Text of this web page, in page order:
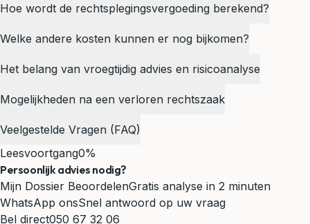
Hoe wordt de rechtsplegingsvergoeding berekend?
Welke andere kosten kunnen er nog bijkomen?
Het belang van vroegtijdig advies en risicoanalyse
Mogelijkheden na een verloren rechtszaak
Veelgestelde Vragen (FAQ)
Leesvoortgang0%
Persoonlijk advies nodig?
Mijn Dossier BeoordelenGratis analyse in 2 minuten
WhatsApp onsSnel antwoord op uw vraag
Bel direct050 67 32 06